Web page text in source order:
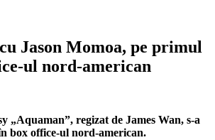
Jason Momoa, pe primul
ul nord-american
„Aquaman”, regizat de James Wan, s-a
box office-ul nord-american.